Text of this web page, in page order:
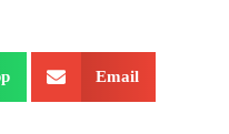
Email